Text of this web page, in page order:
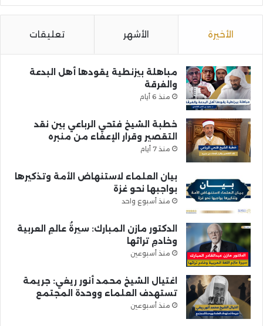
الأخيرة الأشهر تعليقات
مباهلة بيزنطية يقودها أهل البدعة
والفرقة
منذ 6 أيام
خطبة الشيخ فتحي الرباعي بين نقد
التقصير وقرار الإعفاء من منبره
منذ 7 أيام
بيان العلماء لاستنهاض الأمة وتذكيرها
بواجبها نحو غزة
منذ أسبوع واحد
الدكتور مازن المبارك: سيرةُ عالمِ العربية
وخادمِ تراثها
منذ أسبوعين
اغتيال الشيخ محمد أنور ريغي: جريمة
تستهدف العلماء ووحدة المجتمع
منذ أسبوعين